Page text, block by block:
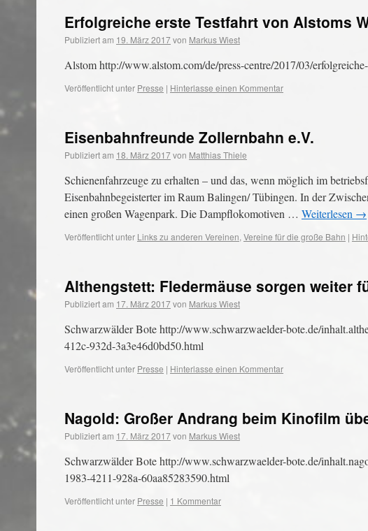
Erfolgreiche erste Testfahrt von Alstoms
Publiziert am 19. März 2017von Markus Wiest
Alstom http://www.alstom.com/de/press-centre/2017/03/
Veröffentlicht unter Presse | Hinterlasse einen Kommentar
Eisenbahnfreunde Zollernbahn e.V.
Publiziert am 18. März 2017von Matthias Thiele
Schienenfahrzeuge zu erhalten – und das, wenn möglich im
Eisenbahnbegeisterter im Raum Balingen/ Tübingen. In der
einen großen Wagenpark. Die Dampflokomotiven … Weiterlesen →
Veröffentlicht unter Links zu anderen Vereinen, Vereine für die große Bahn |
Althengstett: Fledermäuse sorgen weiter
Publiziert am 17. März 2017von Markus Wiest
Schwarzwälder Bote http://www.schwarzwaelder-bote.de/
412c-932d-3a3e46d0bd50.html
Veröffentlicht unter Presse | Hinterlasse einen Kommentar
Nagold: Großer Andrang beim Kinofilm
Publiziert am 17. März 2017von Markus Wiest
Schwarzwälder Bote http://www.schwarzwaelder-bote.de/
1983-4211-928a-60aa85283590.html
Veröffentlicht unter Presse | 1 Kommentar